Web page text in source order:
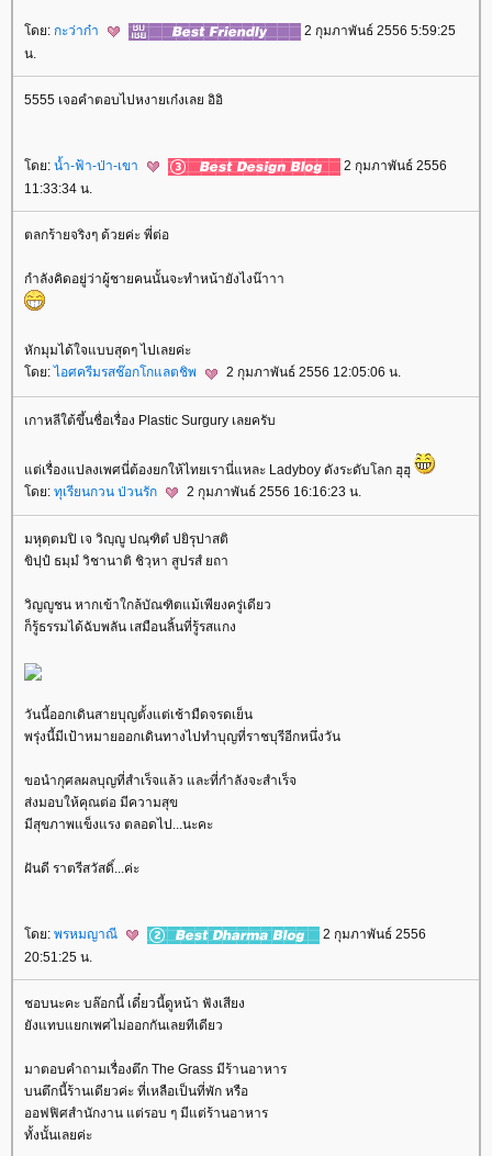
ดย: กะว่าก๋า
2 กุมภาพันธ์ 2556 5:59:25
น.
5555 เจอคำตอบไปหงายเก๋งเลย อิอิ
ดย: น้ำ-ฟ้า-ป่า-เขา
2 กุมภาพันธ์ 2556
11:33:34 น.
ตลกร้ายจริงๆ ด้วยค่ะ พี่ต่อ
กำลังคิดอยู่ว่าผู้ชายคนนั้นจะทำหน้ายังไงน๊าาา
หักมุมได้ใจแบบสุดๆ ไปเลยค่ะ
ดย: ไอศครีมรสช๊อกโกแลตชิพ 2 กุมภาพันธ์ 2556 12:05:06 น.
เกาหลีใต้ขึ้นชื่อเรื่อง Plastic Surgury เลยครับ
ต่เรื่องแปลงเพศนี่ต้องยกให้ไทยเรานี่แหละ Ladyboy ดังระดับโลก ฮุฮุ
ดย: ทุเรียนกวน ป่วนรัก 2 กุมภาพันธ์ 2556 16:16:23 น.
มหุตฺตมปิ เจ วิญฺญู ปณฺฑิตํ ปยิรุปาสติ
ขิปฺปํ ธมฺมํ วิชานาติ ชิวฺหา สูปรสํ ยถา
วิญญูชน หากเข้าใกล้บัณฑิตแม้เพียงครู่เดียว
ก็รู้ธรรมได้ฉับพลัน เสมือนลิ้นที่รู้รสแกง
วันนี้ออกเดินสายบุญตั้งแต่เช้ามืดจรดเย็น
พรุ่งนี้มีเป้าหมายออกเดินทางไปทำบุญที่ราชบุรีอีกหนึ่งวัน
ขอนำกุศลผลบุญที่สำเร็จแล้ว และที่กำลังจะสำเร็จ
ส่งมอบให้คุณต่อ มีความสุข
มีสุขภาพแข็งแรง ตลอดไป...นะคะ
ฝันดี ราตรีสวัสดิ์...ค่ะ
ดย: พรหมญาณี
2 กุมภาพันธ์ 2556
20:51:25 น.
ชอบนะคะ บล๊อกนี้ เดี๋ยวนี้ดูหน้า ฟังเสียง
ังแทบแยกเพศไม่ออกกันเลยทีเดียว
มาตอบคำถามเรื่องตึก The Grass มีร้านอาหาร
บนตึกนี้ร้านเดียวค่ะ ที่เหลือเป็นที่พัก หรือ
ออฟฟิศสำนักงาน แต่รอบ ๆ มีแต่ร้านอาหาร
ทั้งนั้นเลยค่ะ